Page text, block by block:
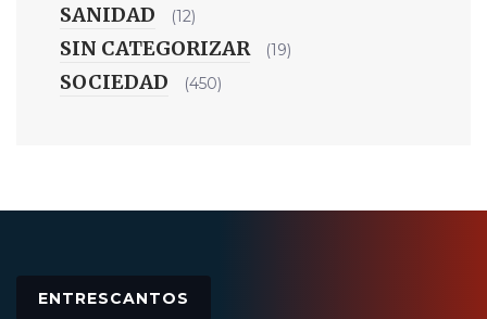
SANIDAD (12)
SIN CATEGORIZAR (19)
SOCIEDAD (450)
ENTRESCANTOS